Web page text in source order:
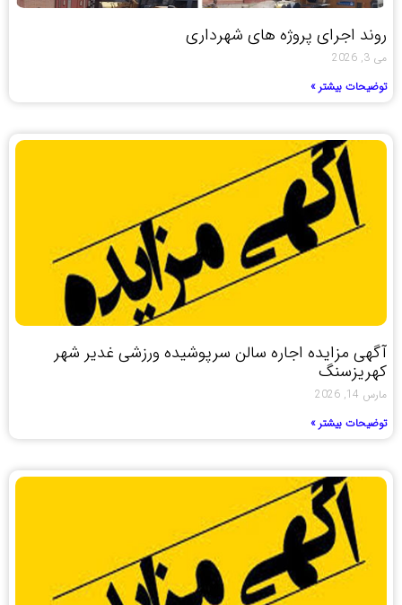
روند اجرای پروژه های شهرداری
می 3, 2026
توضیحات بیشتر »
آگهی مزایده اجاره سالن سرپوشیده ورزشی غدیر شهر
کهریزسنگ
مارس 14, 2026
توضیحات بیشتر »